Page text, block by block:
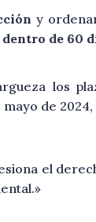
y
dentro de 60
los
mayo de
el